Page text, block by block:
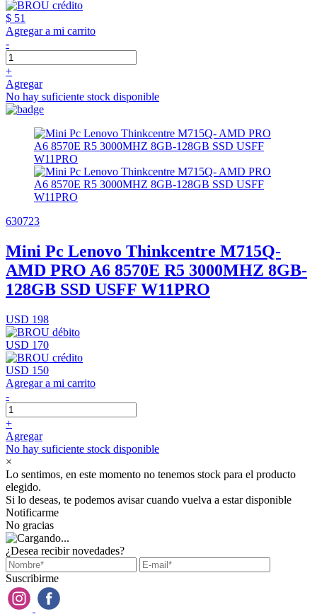
$ 51
Agregar a mi carrito
-
+
Agregar
No hay suficiente stock disponible
630723
Mini Pc Lenovo Thinkcentre M715Q-
AMD PRO A6 8570E R5 3000MHZ 8GB-
128GB SSD USFF W11PRO
USD 198
USD 170
USD 150
Agregar a mi carrito
-
+
Agregar
No hay suficiente stock disponible
×
Lo sentimos, en este momento no tenemos stock para el producto
elegido.
Si lo deseas, te podemos avisar cuando vuelva a estar disponible
Notificarme
No gracias
¿Desea recibir novedades?
Suscribirme